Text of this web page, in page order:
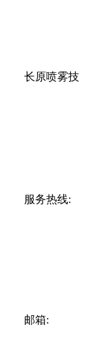
长原喷雾技
服务热线:
邮箱: